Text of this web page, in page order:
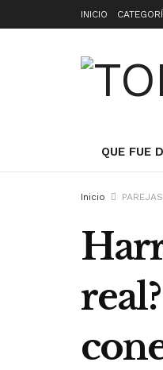
INICIO
QUE FUE
Inicio PAREJAS